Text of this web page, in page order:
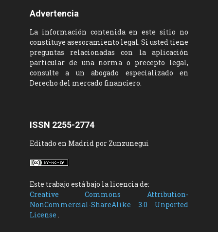
Advertencia
La información contenida en este sitio no
constituye asesoramiento legal. Si usted tiene
preguntas relacionadas con la aplicación
particular de una norma o precepto legal,
consulte a un abogado especializado en
Derecho del mercado financiero.
ISSN 2255-2774
Editado en Madrid por Zunzunegui
Este trabajo está bajo la licencia de:
Creative Commons Attribution-
NonCommercial-ShareAlike 3.0 Unported
License .